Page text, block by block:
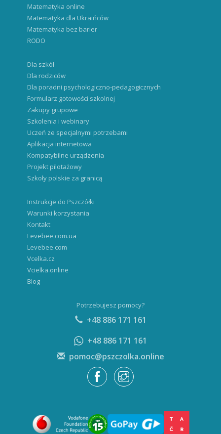
Matematyka online
Matematyka dla Ukraińców
Matematyka bez barier
RODO
Dla szkół
Dla rodziców
Dla poradni psychologiczno-pedagogicznych
Formularz gotowości szkolnej
Zakupy grupowe
Szkolenia i webinary
Uczeń ze specjalnymi potrzebami
Aplikacja internetowa
Kompatybilne urządzenia
Projekt pilotażowy
Szkoły polskie za granicą
Instrukcje do Pszczółki
Warunki korzystania
Kontakt
Levebee.com.ua
Levebee.com
Vcelka.cz
Vcielka.online
Blog
Potrzebujesz pomocy?
+48 886 171 161
+48 886 171 161
pomoc@pszczolka.online